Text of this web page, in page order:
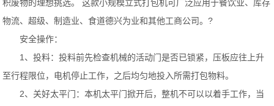
积废物的理想挑选。 这款小规模立式打包机可广泛应用于餐饮业、库存
物流、超级、制造业、食道德兴为业和其他工商公司。?
安全操作：
1、投料：投料前先检查机械的活动门是否已锁紧，压板应往上升
至行程限位，电机停止工作，之后均匀地投入所需打包物料。
2、关好太平门：本机太平门掀开后，整机不可以以着手工作，当